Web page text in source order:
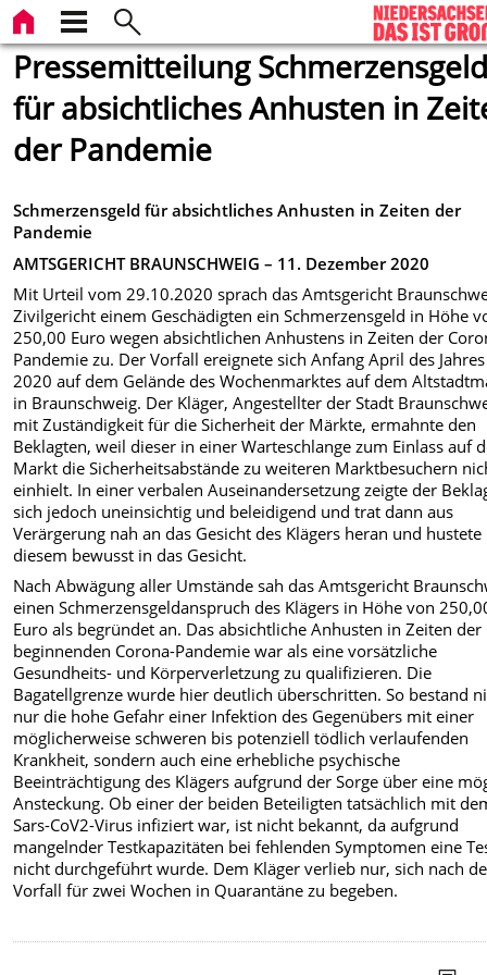
Pressemitteilung
für absichtliches Anhusten in
der Pandemie
Schmerzensgeld für absichtliches Anhusten in Zeiten der
Pandemie
AMTSGERICHT BRAUNSCHWEIG – 11. Dezember 2020
Mit Urteil vom 29.10.2020 sprach das Amtsgericht
Zivilgericht einem Geschädigten ein Schmerzensgeld in Höhe
250,00 Euro wegen absichtlichen Anhustens in Zeiten der
Pandemie zu. Der Vorfall ereignete sich Anfang April des Jahres
2020 auf dem Gelände des Wochenmarktes auf dem
in Braunschweig. Der Kläger, Angestellter der Stadt
mit Zuständigkeit für die Sicherheit der Märkte, ermahnte den
Beklagten, weil dieser in einer Warteschlange zum Einlass auf
Markt die Sicherheitsabstände zu weiteren Marktbesuchern
einhielt. In einer verbalen Auseinandersetzung zeigte der
sich jedoch uneinsichtig und beleidigend und trat dann aus
Verärgerung nah an das Gesicht des Klägers heran und hustete
diesem bewusst in das Gesicht.
Nach Abwägung aller Umstände sah das Amtsgericht
einen Schmerzensgeldanspruch des Klägers in Höhe von
Euro als begründet an. Das absichtliche Anhusten in Zeiten der
beginnenden Corona-Pandemie war als eine vorsätzliche
Gesundheits- und Körperverletzung zu qualifizieren. Die
Bagatellgrenze wurde hier deutlich überschritten. So bestand
nur die hohe Gefahr einer Infektion des Gegenübers mit einer
möglicherweise schweren bis potenziell tödlich verlaufenden
Krankheit, sondern auch eine erhebliche psychische
Beeinträchtigung des Klägers aufgrund der Sorge über eine
Ansteckung. Ob einer der beiden Beteiligten tatsächlich mit
Sars-CoV2-Virus infiziert war, ist nicht bekannt, da aufgrund
mangelnder Testkapazitäten bei fehlenden Symptomen eine
nicht durchgeführt wurde. Dem Kläger verlieb nur, sich nach
Vorfall für zwei Wochen in Quarantäne zu begeben.